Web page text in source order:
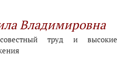
Владимировна
труд и высокие